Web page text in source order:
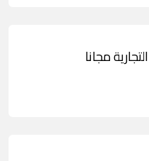
مجانا